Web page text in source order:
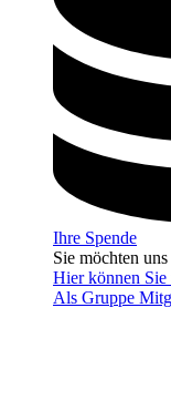
Ihre Spende
Sie möchten
Hier können Sie
Als Gruppe